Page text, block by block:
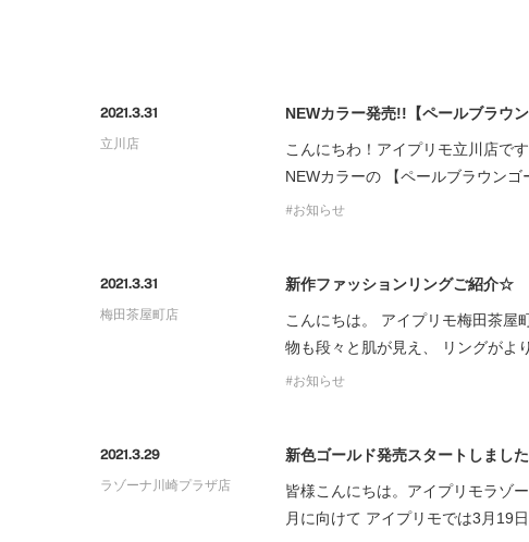
パーフェクトプロポーズリング
ダイヤモンドプロポーズ
コンセプトシリーズ
オリジンビリーフ
プレミオン
サービス
アフターサ
ブライダル
プロポー
店舗一覧
2021.3.31
立川店
NEWカラー発売!!【ペールブラウン
こんにちわ！アイプリモ立川店で
NEWカラーの 【ペールブラウン
お知らせ
2021.3.31
梅田茶屋町店
新作ファッションリングご紹介☆
こんにちは。 アイプリモ梅田茶屋
物も段々と肌が見え、 リングがよ
お知らせ
2021.3.29
ラゾーナ川崎プラザ店
新色ゴールド発売スタートしました
皆様こんにちは。アイプリモラゾ
月に向けて アイプリモでは3月19